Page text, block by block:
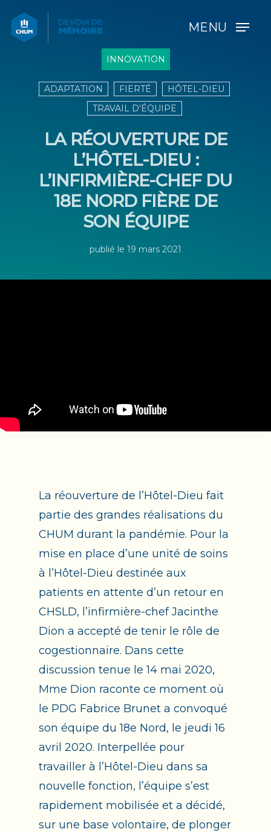
MENU
INNOVATION
ADAPTATION FIERTÉ
HÔTEL-DIEU
TRAVAIL D'ÉQUIPE
LA RÉOUVERTURE DE
L’HÔTEL-DIEU :
L’INFIRMIÈRE-CHEF DU
18E NORD FIÈRE DE
SON ÉQUIPE
publié le 19 mars 2021
La réouverture de l’Hôtel-Dieu fait
partie des grandes réalisations du
CHUM durant la pandémie. Pour la
mise en place d’une unité de soins
à l’Hôtel-Dieu destinée aux
patients en attente d’un retour en
CHSLD, l’infirmière-chef Jacinthe
Dion a accepté de tenir le rôle de
cogestionnaire. Dans cette
discussion tenue le 14 mai 2020,
Mme Dion raconte ce moment où
le PDG Fabrice Brunet a convoqué
son équipe du 18e Nord, le jeudi 16
avril 2020. Interpellée pour
travailler à l’Hôtel-Dieu dans sa
nouvelle fonction, l’équipe s’est
rapidement mobilisée et a décidé,
sur une base volontaire, de plonger